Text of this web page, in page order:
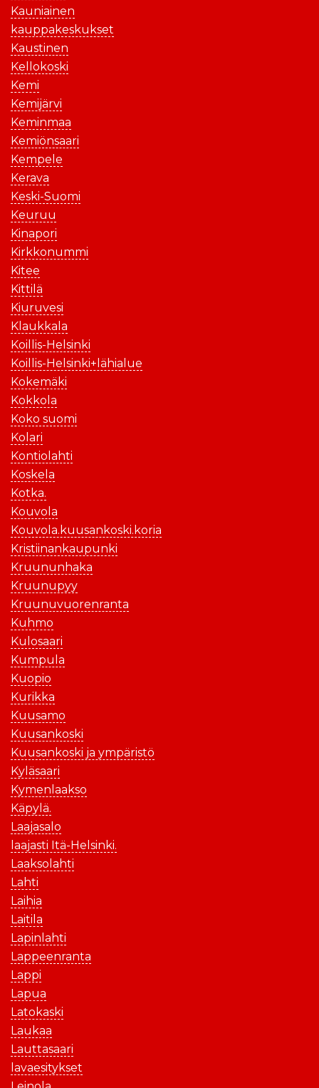
Kauniainen
kauppakeskukset
Kaustinen
Kellokoski
Kemi
Kemijärvi
Keminmaa
Kemiönsaari
Kempele
Kerava
Keski-Suomi
Keuruu
Kinapori
Kirkkonummi
Kitee
Kittilä
Kiuruvesi
Klaukkala
Koillis-Helsinki
Koillis-Helsinki+lähialue
Kokemäki
Kokkola
Koko suomi
Kolari
Kontiolahti
Koskela
Kotka.
Kouvola
Kouvola.kuusankoski.koria
Kristiinankaupunki
Kruununhaka
Kruunupyy
Kruunuvuorenranta
Kuhmo
Kulosaari
Kumpula
Kuopio
Kurikka
Kuusamo
Kuusankoski
Kuusankoski ja ympäristö
Kyläsaari
Kymenlaakso
Käpylä.
Laajasalo
laajasti Itä-Helsinki.
Laaksolahti
Lahti
Laihia
Laitila
Lapinlahti
Lappeenranta
Lappi
Lapua
Latokaski
Laukaa
Lauttasaari
lavaesitykset